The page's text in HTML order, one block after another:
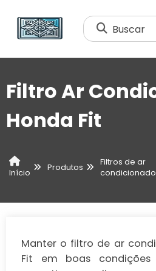
Buscar
Filtro Ar
Honda Fit
Início
Produtos
Filtros de ar
condicionado
Manter o filtro de ar
Fit em boas